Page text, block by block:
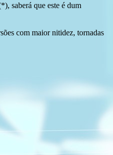
saberá que este é dum
com maior nitidez, tornadas